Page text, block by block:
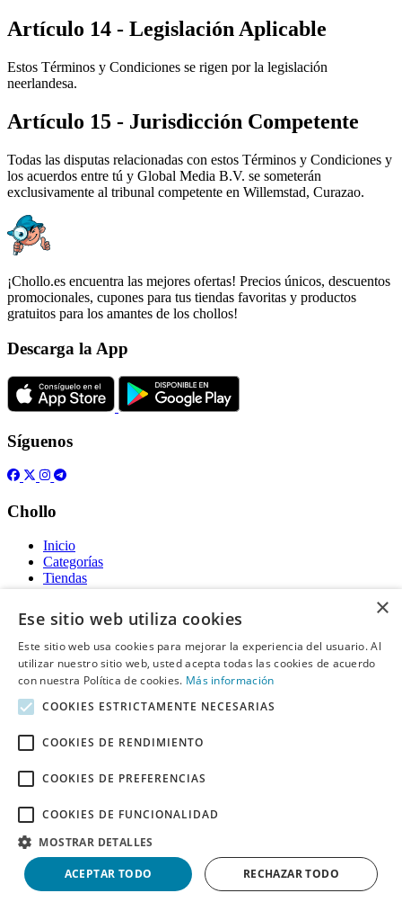
Artículo 14 - Legislación Aplicable
Estos Términos y Condiciones se rigen por la legislación
neerlandesa.
Artículo 15 - Jurisdicción Competente
Todas las disputas relacionadas con estos Términos y Condiciones y
los acuerdos entre tú y Global Media B.V. se someterán
exclusivamente al tribunal competente en Willemstad, Curazao.
¡Chollo.es encuentra las mejores ofertas! Precios únicos, descuentos
promocionales, cupones para tus tiendas favoritas y productos
gratuitos para los amantes de los chollos!
Descarga la App
Síguenos
Chollo
Inicio
Categorías
Tiendas
Gratis
Acerca de
Sobre nosotros
Contacto
Información legal
Declaración de cookies
Descargo de Responsabilidad
Derechos de autor ©Chollo2026. Todos los derechos quedan
reservados.
×
Ese sitio web utiliza cookies
Este sitio web usa cookies para mejorar la experiencia del usuario. Al
utilizar nuestro sitio web, usted acepta todas las cookies de acuerdo
con nuestra Política de cookies. Más información
COOKIES ESTRICTAMENTE NECESARIAS
COOKIES DE RENDIMIENTO
COOKIES DE PREFERENCIAS
COOKIES DE FUNCIONALIDAD
MOSTRAR DETALLES
ACEPTAR TODO RECHAZAR TODO